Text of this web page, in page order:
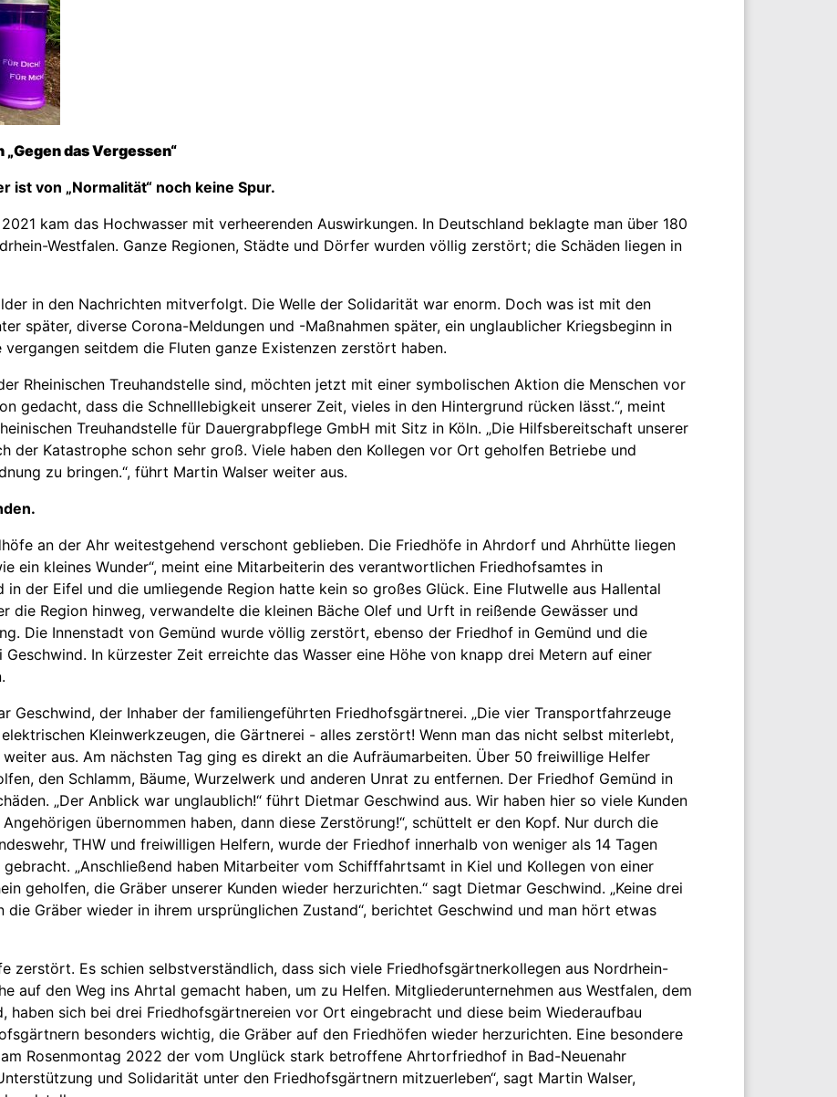
das Vergessen“
ist von „Normalität“ noch keine Spur.
kam das Hochwasser mit verheerenden Auswirkungen. In Deutschland beklagte man über 180
Westfalen. Ganze Regionen, Städte und Dörfer wurden völlig zerstört; die Schäden liegen in
in den Nachrichten mitverfolgt. Die Welle der Solidarität war enorm. Doch was ist mit den
später, diverse Corona-Meldungen und -Maßnahmen später, ein unglaublicher Kriegsbeginn in
seitdem die Fluten ganze Existenzen zerstört haben.
Rheinischen Treuhandstelle sind, möchten jetzt mit einer symbolischen Aktion die Menschen vor
gedacht, dass die Schnelllebigkeit unserer Zeit, vieles in den Hintergrund rücken lässt.“, meint
Treuhandstelle für Dauergrabpflege GmbH mit Sitz in Köln. „Die Hilfsbereitschaft unserer
der Katastrophe schon sehr groß. Viele haben den Kollegen vor Ort geholfen Betriebe und
zu bringen.“, führt Martin Walser weiter aus.
an der Ahr weitestgehend verschont geblieben. Die Friedhöfe in Ahrdorf und Ahrhütte liegen
ein kleines Wunder“, meint eine Mitarbeiterin des verantwortlichen Friedhofsamtes in
in der Eifel und die umliegende Region hatte kein so großes Glück. Eine Flutwelle aus Hallental
die Region hinweg, verwandelte die kleinen Bäche Olef und Urft in reißende Gewässer und
Die Innenstadt von Gemünd wurde völlig zerstört, ebenso der Friedhof in Gemünd und die
In kürzester Zeit erreichte das Wasser eine Höhe von knapp drei Metern auf einer
Geschwind, der Inhaber der familiengeführten Friedhofsgärtnerei. „Die vier Transportfahrzeuge
Kleinwerkzeugen, die Gärtnerei - alles zerstört! Wenn man das nicht selbst miterlebt,
aus. Am nächsten Tag ging es direkt an die Aufräumarbeiten. Über 50 freiwillige Helfer
den Schlamm, Bäume, Wurzelwerk und anderen Unrat zu entfernen. Der Friedhof Gemünd in
„Der Anblick war unglaublich!“ führt Dietmar Geschwind aus. Wir haben hier so viele Kunden
übernommen haben, dann diese Zerstörung!“, schüttelt er den Kopf. Nur durch die
THW und freiwilligen Helfern, wurde der Friedhof innerhalb von weniger als 14 Tagen
„Anschließend haben Mitarbeiter vom Schifffahrtsamt in Kiel und Kollegen von einer
geholfen, die Gräber unserer Kunden wieder herzurichten.“ sagt Dietmar Geschwind. „Keine drei
die Gräber wieder in ihrem ursprünglichen Zustand“, berichtet Geschwind und man hört etwas
zerstört. Es schien selbstverständlich, dass sich viele Friedhofsgärtnerkollegen aus Nordrhein-
auf den Weg ins Ahrtal gemacht haben, um zu Helfen. Mitgliederunternehmen aus Westfalen, dem
haben sich bei drei Friedhofsgärtnereien vor Ort eingebracht und diese beim Wiederaufbau
besonders wichtig, die Gräber auf den Friedhöfen wieder herzurichten. Eine besondere
Rosenmontag 2022 der vom Unglück stark betroffene Ahrtorfriedhof in Bad-Neuenahr
und Solidarität unter den Friedhofsgärtnern mitzuerleben“, sagt Martin Walser,